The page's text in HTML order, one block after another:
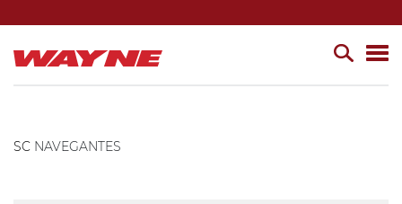
SC NAVEGANTES